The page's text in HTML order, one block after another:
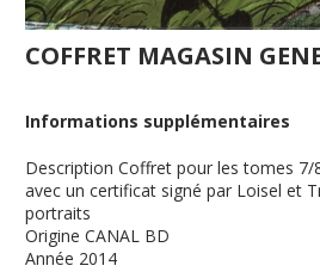
COFFRET MAGASIN
Informations supplémentaires
Description Coffret pour les tomes 7/
avec un certificat signé par Loisel et
portraits
Origine CANAL BD
Année 2014